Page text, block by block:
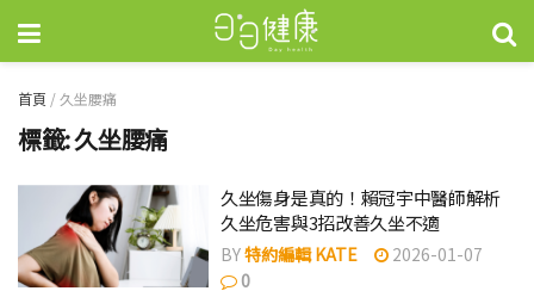
首頁 /久坐腰痛
標籤:久坐腰痛
久坐傷身是真的！賴冠宇中醫師解析
久坐危害與3招改善久坐不適
BY特約編輯 KATE
2026-01-07
0